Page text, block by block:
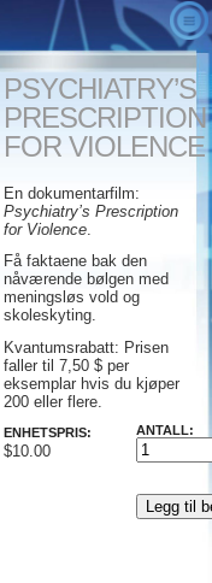
PSYCHIATRY’S
PRESCRIPTION
FOR VIOLENCE
En dokumentarfilm:
Psychiatry’s Prescription
for Violence
Få faktaene bak den
nåværende bølgen med
meningsløs vold og
skoleskyting.
Kvantumsrabatt: Prisen
faller til 7,50 $ per
eksemplar hvis du kjøper
200 eller flere.
ENHETSPRIS:
$10.00
ANTALL: